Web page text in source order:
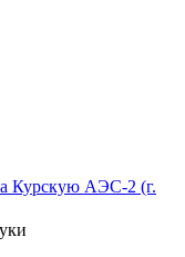
Курскую АЭС-2 (г.